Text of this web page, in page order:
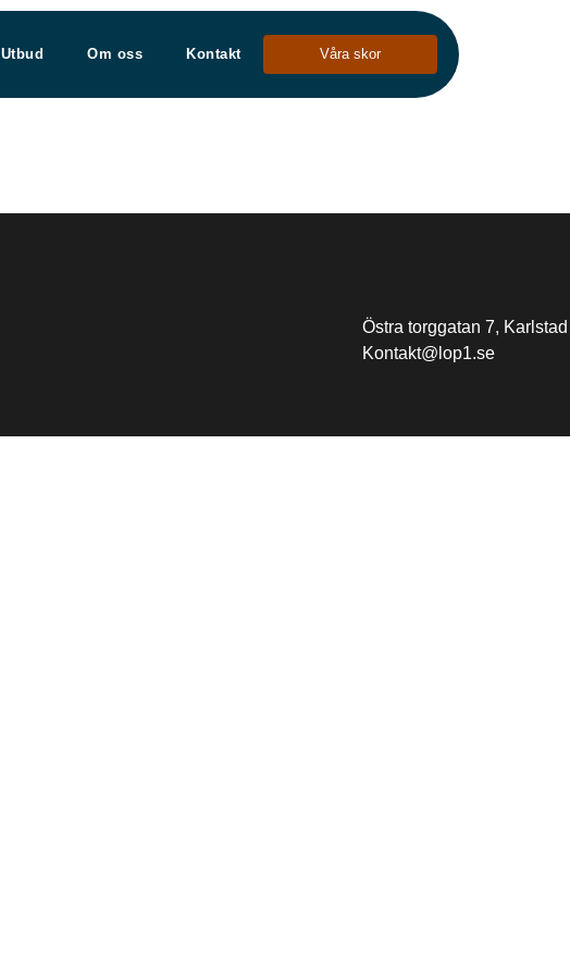
Utbud Om oss Kontakt Våra skor
Östra torggatan 7, Karlstad
Kontakt@lop1.se